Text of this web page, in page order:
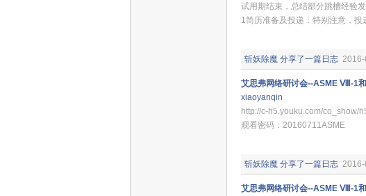
试用期结束，总结部分跳槽经验
1简历准备及投递：特别注意，
斩妖除魔 分享了一篇日志
艾思弗网络研讨会--ASME Ⅷ-1
xiaoyanqin
http://c-h5.youku.com/co_show/
观看密码：20160711ASME
斩妖除魔 分享了一篇日志
艾思弗网络研讨会--ASME Ⅷ-1